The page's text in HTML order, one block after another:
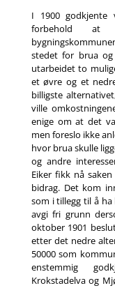
I 1900 godkjente
forbehold at
stedet for brua
utarbeidet to
et øvre og et
billigste
ville
enige om at det
men foreslo ikke
hvor brua skulle
og andre
Eiker fikk nå
bidrag. Det kom
som i tillegg til å
avgi fri grunn
oktober 1901
etter det nedre
50000 som
enstemmig
Krokstadelva og